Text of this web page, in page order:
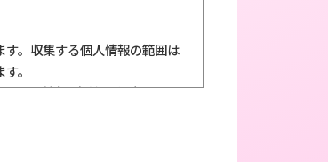
。収集する個人情報の範囲は
。
なる情報 (名前・住所・電話番
なくても特に問題はありませ